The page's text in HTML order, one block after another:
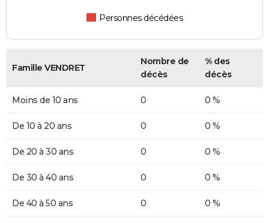
Personnes décédées
Famille VENDRET
Nombre de
décès
% des
décès
Moins de 10 ans 0 0 %
De 10 à 20 ans 0 0 %
De 20 à 30 ans 0 0 %
De 30 à 40 ans 0 0 %
De 40 à 50 ans 0 0 %